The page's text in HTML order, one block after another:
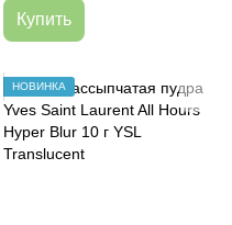
Купить
НОВИНКА